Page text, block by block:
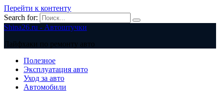
Перейти к контенту
Search for:
Shina26.ru - Автоштучки
Лайфхаки по ремонту авто
Полезное
Эксплуатация авто
Уход за авто
Автомобили